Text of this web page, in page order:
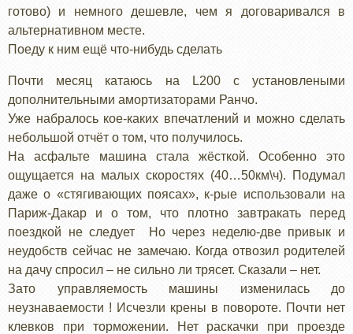
готово) и немного дешевле, чем я договаривался в
альтернативном месте.
Поеду к ним ещё что-нибудь сделать
Почти месяц катаюсь на L200 с установлеными
дополнительными амортизаторами Ранчо.
Уже набралось кое-каких впечатлений и можно сделать
небольшой отчёт о том, что получилось.
На асфальте машина стала жёсткой. Особенно это
ощущается на малых скоростях (40…50км\ч). Подумал
даже о «стягивающих поясах», к-рые использовали на
Париж-Дакар и о том, что плотно завтракать перед
поездкой не следует Но через неделю-две привык и
неудобств сейчас не замечаю. Когда отвозил родителей
на дачу спросил – не сильно ли трясет. Сказали – нет.
Зато управляемость машины изменилась до
неузнаваемости ! Исчезли крены в повороте. Почти нет
клевков при торможении. Нет раскачки при проезде